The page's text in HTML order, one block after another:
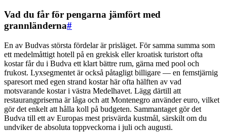
Vad du får för pengarna jämfört med
grannländerna#
En av Budvas största fördelar är prisläget. För samma summa som
ett medelmåttigt hotell på en grekisk eller kroatisk turistort ofta
kostar får du i Budva ett klart bättre rum, gärna med pool och
frukost. Lyxsegmentet är också påtagligt billigare — en femstjärnig
sparesort med egen strand kostar här ofta hälften av vad
motsvarande kostar i västra Medelhavet. Lägg därtill att
restaurangpriserna är låga och att Montenegro använder euro, vilket
gör det enkelt att hålla koll på budgeten. Sammantaget gör det
Budva till ett av Europas mest prisvärda kustmål, särskilt om du
undviker de absoluta toppveckorna i juli och augusti.